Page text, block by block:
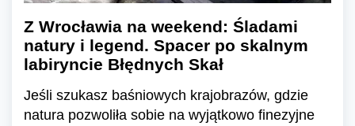
Z Wrocławia na weekend: Śladami
natury i legend. Spacer po skalnym
labiryncie Błędnych Skał
Jeśli szukasz baśniowych krajobrazów, gdzie
natura pozwoliła sobie na wyjątkowo finezyjne